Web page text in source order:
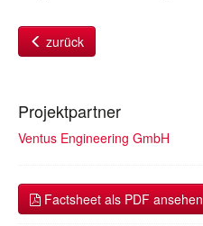
zurück
Projektpartner
Ventus Engineering GmbH
Factsheet als PDF ansehen